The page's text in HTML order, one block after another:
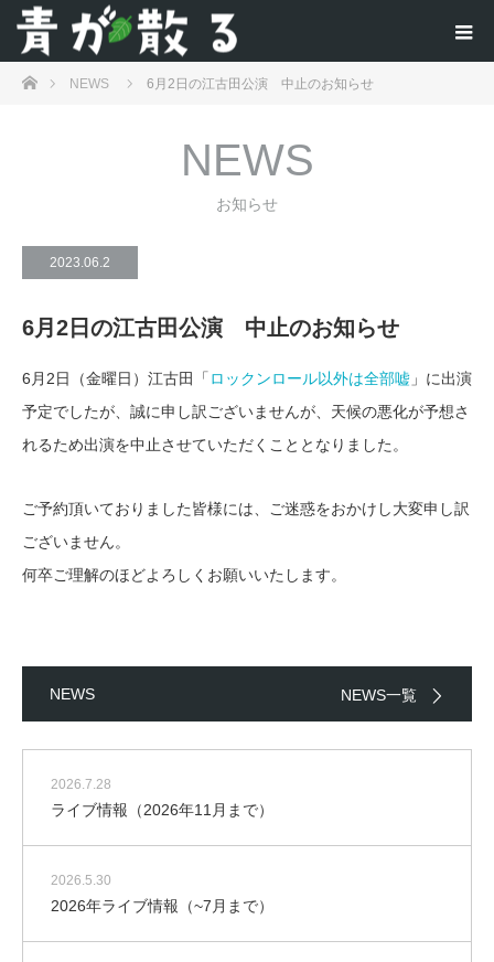
ホームNEWS 6月2日の江古田公演 中止のお知らせ
NEWS
お知らせ
2023.06.2
6月2日の江古田公演 中止のお知らせ
6月2日（金曜日）江古田「 ロックンロール以外は全部嘘 」に出演
予定でしたが、誠に申し訳ございませんが、天候の悪化が予想さ
れるため出演を中止させていただくこととなりました。
ご予約頂いておりました皆様には、ご迷惑をおかけし大変申し訳
ございません。
何卒ご理解のほどよろしくお願いいたします。
NEWS NEWS一覧
2026.7.28
ライブ情報（2026年11月まで）
2026.5.30
2026年ライブ情報（~7月まで）